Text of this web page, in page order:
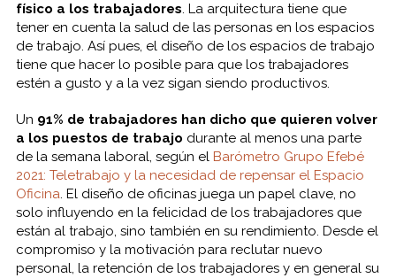
físico a los trabajadores. La arquitectura tiene que
tener en cuenta la salud de las personas en los espacios
de trabajo. Así pues, el diseño de los espacios de trabajo
tiene que hacer lo posible para que los trabajadores
estén a gusto y a la vez sigan siendo productivos.
Un 91% de trabajadores han dicho que quieren volver
a los puestos de trabajo durante al menos una parte
de la semana laboral, según el Barómetro Grupo Efebé
2021: Teletrabajo y la necesidad de repensar el Espacio
Oficina. El diseño de oficinas juega un papel clave, no
solo influyendo en la felicidad de los trabajadores que
están al trabajo, sino también en su rendimiento. Desde el
compromiso y la motivación para reclutar nuevo
personal, la retención de los trabajadores y en general su